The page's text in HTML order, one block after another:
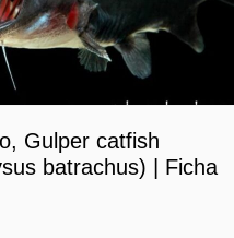
Gulper catfish
batrachus) | Ficha